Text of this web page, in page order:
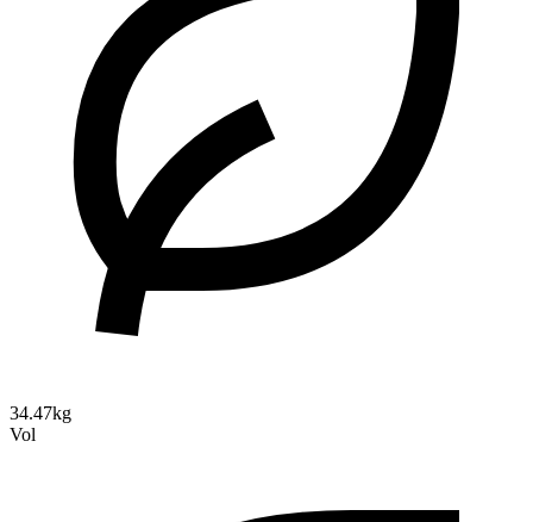
34.47kg
Vol